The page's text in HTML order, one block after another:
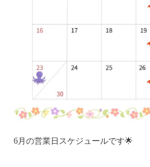
6月の営業日スケジュールです🌟